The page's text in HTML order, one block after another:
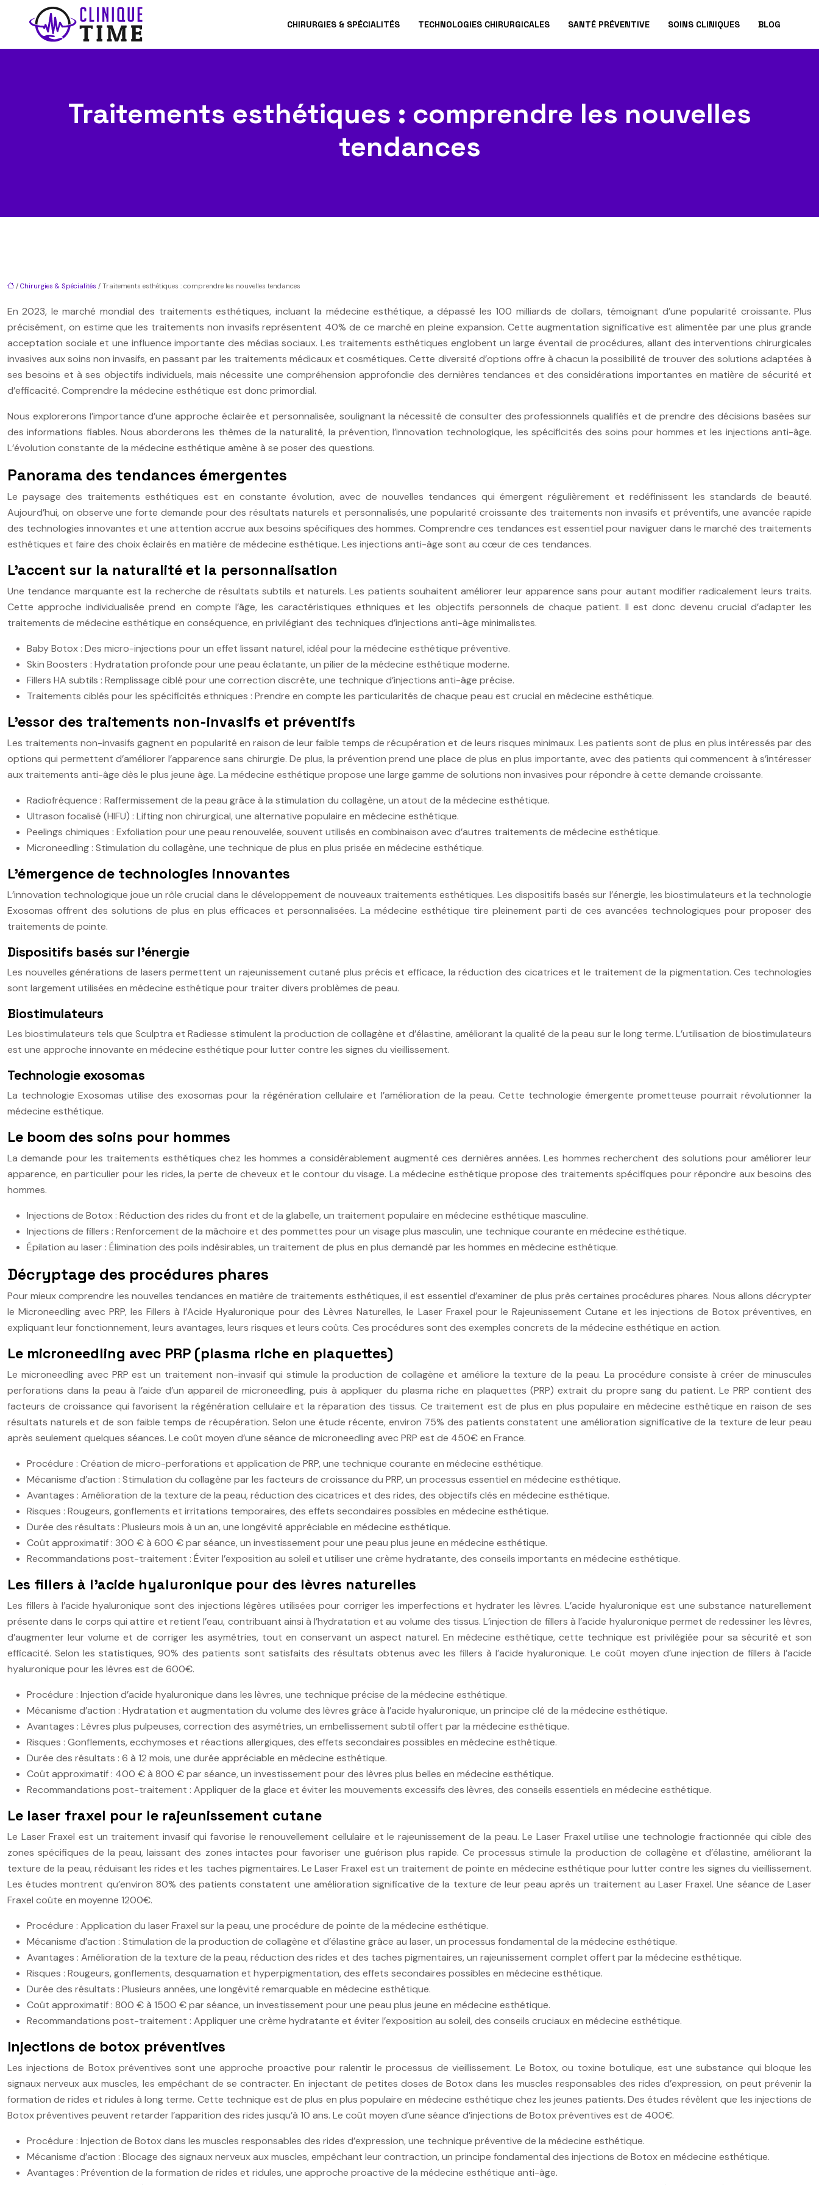
CHIRURGIES & SPÉCIALITÉS TECHNOLOGIES CHIRURGICALES SANTÉ PRÉVENTIVE SOINS CLINIQUES BLOG
Traitements esthétiques : comprendre les nouvelles
tendances
/ Chirurgies & Spécialités / Traitements esthétiques : comprendre les nouvelles tendances
En 2023, le marché mondial des traitements esthétiques, incluant la médecine esthétique, a dépassé les 100 milliards de dollars, témoignant d’une popularité croissante. Plus
précisément, on estime que les traitements non invasifs représentent 40% de ce marché en pleine expansion. Cette augmentation significative est alimentée par une plus grande
acceptation sociale et une influence importante des médias sociaux. Les traitements esthétiques englobent un large éventail de procédures, allant des interventions chirurgicales
invasives aux soins non invasifs, en passant par les traitements médicaux et cosmétiques. Cette diversité d’options offre à chacun la possibilité de trouver des solutions adaptées à
ses besoins et à ses objectifs individuels, mais nécessite une compréhension approfondie des dernières tendances et des considérations importantes en matière de sécurité et
d’efficacité. Comprendre la médecine esthétique est donc primordial.
Nous explorerons l’importance d’une approche éclairée et personnalisée, soulignant la nécessité de consulter des professionnels qualifiés et de prendre des décisions basées sur
des informations fiables. Nous aborderons les thèmes de la naturalité, la prévention, l’innovation technologique, les spécificités des soins pour hommes et les injections anti-âge.
L’évolution constante de la médecine esthétique amène à se poser des questions.
Panorama des tendances émergentes
Le paysage des traitements esthétiques est en constante évolution, avec de nouvelles tendances qui émergent régulièrement et redéfinissent les standards de beauté.
Aujourd’hui, on observe une forte demande pour des résultats naturels et personnalisés, une popularité croissante des traitements non invasifs et préventifs, une avancée rapide
des technologies innovantes et une attention accrue aux besoins spécifiques des hommes. Comprendre ces tendances est essentiel pour naviguer dans le marché des traitements
esthétiques et faire des choix éclairés en matière de médecine esthétique. Les injections anti-âge sont au cœur de ces tendances.
L’accent sur la naturalité et la personnalisation
Une tendance marquante est la recherche de résultats subtils et naturels. Les patients souhaitent améliorer leur apparence sans pour autant modifier radicalement leurs traits.
Cette approche individualisée prend en compte l’âge, les caractéristiques ethniques et les objectifs personnels de chaque patient. Il est donc devenu crucial d’adapter les
traitements de médecine esthétique en conséquence, en privilégiant des techniques d’injections anti-âge minimalistes.
Baby Botox : Des micro-injections pour un effet lissant naturel, idéal pour la médecine esthétique préventive.
Skin Boosters : Hydratation profonde pour une peau éclatante, un pilier de la médecine esthétique moderne.
Fillers HA subtils : Remplissage ciblé pour une correction discrète, une technique d’injections anti-âge précise.
Traitements ciblés pour les spécificités ethniques : Prendre en compte les particularités de chaque peau est crucial en médecine esthétique.
L’essor des traitements non-invasifs et préventifs
Les traitements non-invasifs gagnent en popularité en raison de leur faible temps de récupération et de leurs risques minimaux. Les patients sont de plus en plus intéressés par des
options qui permettent d’améliorer l’apparence sans chirurgie. De plus, la prévention prend une place de plus en plus importante, avec des patients qui commencent à s’intéresser
aux traitements anti-âge dès le plus jeune âge. La médecine esthétique propose une large gamme de solutions non invasives pour répondre à cette demande croissante.
Radiofréquence : Raffermissement de la peau grâce à la stimulation du collagène, un atout de la médecine esthétique.
Ultrason focalisé (HIFU) : Lifting non chirurgical, une alternative populaire en médecine esthétique.
Peelings chimiques : Exfoliation pour une peau renouvelée, souvent utilisés en combinaison avec d’autres traitements de médecine esthétique.
Microneedling : Stimulation du collagène, une technique de plus en plus prisée en médecine esthétique.
L’émergence de technologies innovantes
L’innovation technologique joue un rôle crucial dans le développement de nouveaux traitements esthétiques. Les dispositifs basés sur l’énergie, les biostimulateurs et la technologie
Exosomas offrent des solutions de plus en plus efficaces et personnalisées. La médecine esthétique tire pleinement parti de ces avancées technologiques pour proposer des
traitements de pointe.
Dispositifs basés sur l’énergie
Les nouvelles générations de lasers permettent un rajeunissement cutané plus précis et efficace, la réduction des cicatrices et le traitement de la pigmentation. Ces technologies
sont largement utilisées en médecine esthétique pour traiter divers problèmes de peau.
Biostimulateurs
Les biostimulateurs tels que Sculptra et Radiesse stimulent la production de collagène et d’élastine, améliorant la qualité de la peau sur le long terme. L’utilisation de biostimulateurs
est une approche innovante en médecine esthétique pour lutter contre les signes du vieillissement.
Technologie exosomas
La technologie Exosomas utilise des exosomas pour la régénération cellulaire et l’amélioration de la peau. Cette technologie émergente prometteuse pourrait révolutionner la
médecine esthétique.
Le boom des soins pour hommes
La demande pour les traitements esthétiques chez les hommes a considérablement augmenté ces dernières années. Les hommes recherchent des solutions pour améliorer leur
apparence, en particulier pour les rides, la perte de cheveux et le contour du visage. La médecine esthétique propose des traitements spécifiques pour répondre aux besoins des
hommes.
Injections de Botox : Réduction des rides du front et de la glabelle, un traitement populaire en médecine esthétique masculine.
Injections de fillers : Renforcement de la mâchoire et des pommettes pour un visage plus masculin, une technique courante en médecine esthétique.
Épilation au laser : Élimination des poils indésirables, un traitement de plus en plus demandé par les hommes en médecine esthétique.
Décryptage des procédures phares
Pour mieux comprendre les nouvelles tendances en matière de traitements esthétiques, il est essentiel d’examiner de plus près certaines procédures phares. Nous allons décrypter
le Microneedling avec PRP, les Fillers à l’Acide Hyaluronique pour des Lèvres Naturelles, le Laser Fraxel pour le Rajeunissement Cutane et les injections de Botox préventives, en
expliquant leur fonctionnement, leurs avantages, leurs risques et leurs coûts. Ces procédures sont des exemples concrets de la médecine esthétique en action.
Le microneedling avec PRP (plasma riche en plaquettes)
Le microneedling avec PRP est un traitement non-invasif qui stimule la production de collagène et améliore la texture de la peau. La procédure consiste à créer de minuscules
perforations dans la peau à l’aide d’un appareil de microneedling, puis à appliquer du plasma riche en plaquettes (PRP) extrait du propre sang du patient. Le PRP contient des
facteurs de croissance qui favorisent la régénération cellulaire et la réparation des tissus. Ce traitement est de plus en plus populaire en médecine esthétique en raison de ses
résultats naturels et de son faible temps de récupération. Selon une étude récente, environ 75% des patients constatent une amélioration significative de la texture de leur peau
après seulement quelques séances. Le coût moyen d’une séance de microneedling avec PRP est de 450€ en France.
Procédure : Création de micro-perforations et application de PRP, une technique courante en médecine esthétique.
Mécanisme d’action : Stimulation du collagène par les facteurs de croissance du PRP, un processus essentiel en médecine esthétique.
Avantages : Amélioration de la texture de la peau, réduction des cicatrices et des rides, des objectifs clés en médecine esthétique.
Risques : Rougeurs, gonflements et irritations temporaires, des effets secondaires possibles en médecine esthétique.
Durée des résultats : Plusieurs mois à un an, une longévité appréciable en médecine esthétique.
Coût approximatif : 300 € à 600 € par séance, un investissement pour une peau plus jeune en médecine esthétique.
Recommandations post-traitement : Éviter l’exposition au soleil et utiliser une crème hydratante, des conseils importants en médecine esthétique.
Les fillers à l’acide hyaluronique pour des lèvres naturelles
Les fillers à l’acide hyaluronique sont des injections légères utilisées pour corriger les imperfections et hydrater les lèvres. L’acide hyaluronique est une substance naturellement
présente dans le corps qui attire et retient l’eau, contribuant ainsi à l’hydratation et au volume des tissus. L’injection de fillers à l’acide hyaluronique permet de redessiner les lèvres,
d’augmenter leur volume et de corriger les asymétries, tout en conservant un aspect naturel. En médecine esthétique, cette technique est privilégiée pour sa sécurité et son
efficacité. Selon les statistiques, 90% des patients sont satisfaits des résultats obtenus avec les fillers à l’acide hyaluronique. Le coût moyen d’une injection de fillers à l’acide
hyaluronique pour les lèvres est de 600€.
Procédure : Injection d’acide hyaluronique dans les lèvres, une technique précise de la médecine esthétique.
Mécanisme d’action : Hydratation et augmentation du volume des lèvres grâce à l’acide hyaluronique, un principe clé de la médecine esthétique.
Avantages : Lèvres plus pulpeuses, correction des asymétries, un embellissement subtil offert par la médecine esthétique.
Risques : Gonflements, ecchymoses et réactions allergiques, des effets secondaires possibles en médecine esthétique.
Durée des résultats : 6 à 12 mois, une durée appréciable en médecine esthétique.
Coût approximatif : 400 € à 800 € par séance, un investissement pour des lèvres plus belles en médecine esthétique.
Recommandations post-traitement : Appliquer de la glace et éviter les mouvements excessifs des lèvres, des conseils essentiels en médecine esthétique.
Le laser fraxel pour le rajeunissement cutane
Le Laser Fraxel est un traitement invasif qui favorise le renouvellement cellulaire et le rajeunissement de la peau. Le Laser Fraxel utilise une technologie fractionnée qui cible des
zones spécifiques de la peau, laissant des zones intactes pour favoriser une guérison plus rapide. Ce processus stimule la production de collagène et d’élastine, améliorant la
texture de la peau, réduisant les rides et les taches pigmentaires. Le Laser Fraxel est un traitement de pointe en médecine esthétique pour lutter contre les signes du vieillissement.
Les études montrent qu’environ 80% des patients constatent une amélioration significative de la texture de leur peau après un traitement au Laser Fraxel. Une séance de Laser
Fraxel coûte en moyenne 1200€.
Procédure : Application du laser Fraxel sur la peau, une procédure de pointe de la médecine esthétique.
Mécanisme d’action : Stimulation de la production de collagène et d’élastine grâce au laser, un processus fondamental de la médecine esthétique.
Avantages : Amélioration de la texture de la peau, réduction des rides et des taches pigmentaires, un rajeunissement complet offert par la médecine esthétique.
Risques : Rougeurs, gonflements, desquamation et hyperpigmentation, des effets secondaires possibles en médecine esthétique.
Durée des résultats : Plusieurs années, une longévité remarquable en médecine esthétique.
Coût approximatif : 800 € à 1500 € par séance, un investissement pour une peau plus jeune en médecine esthétique.
Recommandations post-traitement : Appliquer une crème hydratante et éviter l’exposition au soleil, des conseils cruciaux en médecine esthétique.
Injections de botox préventives
Les injections de Botox préventives sont une approche proactive pour ralentir le processus de vieillissement. Le Botox, ou toxine botulique, est une substance qui bloque les
signaux nerveux aux muscles, les empêchant de se contracter. En injectant de petites doses de Botox dans les muscles responsables des rides d’expression, on peut prévenir la
formation de rides et ridules à long terme. Cette technique est de plus en plus populaire en médecine esthétique chez les jeunes patients. Des études révèlent que les injections de
Botox préventives peuvent retarder l’apparition des rides jusqu’à 10 ans. Le coût moyen d’une séance d’injections de Botox préventives est de 400€.
Procédure : Injection de Botox dans les muscles responsables des rides d’expression, une technique préventive de la médecine esthétique.
Mécanisme d’action : Blocage des signaux nerveux aux muscles, empêchant leur contraction, un principe fondamental des injections de Botox en médecine esthétique.
Avantages : Prévention de la formation de rides et ridules, une approche proactive de la médecine esthétique anti-âge.